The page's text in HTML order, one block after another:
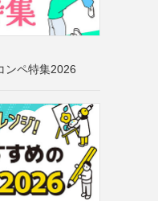
ンペ特集2026